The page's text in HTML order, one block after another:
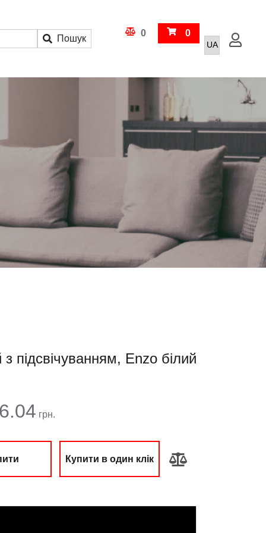
Пошук
Порівняння
0 Кошик
0
Увійти
підсвічуванням, Enzo білий
грн.
Купити в один клік